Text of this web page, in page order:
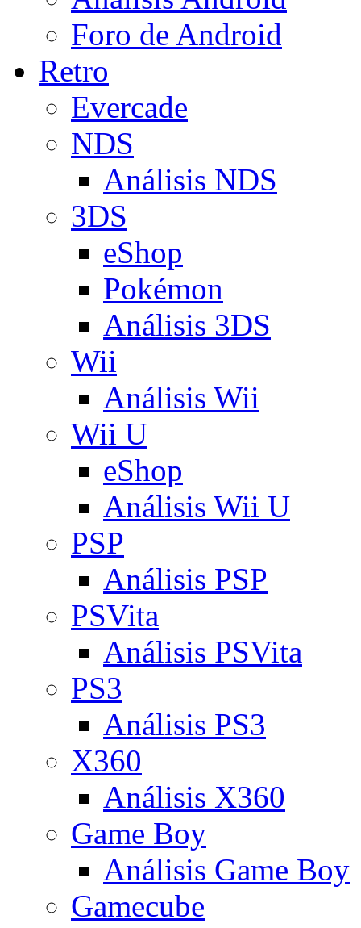
Foro de Android
Retro
Evercade
NDS
Análisis NDS
3DS
eShop
Pokémon
Análisis 3DS
Wii
Análisis Wii
Wii U
eShop
Análisis Wii U
PSP
Análisis PSP
PSVita
Análisis PSVita
PS3
Análisis PS3
X360
Análisis X360
Game Boy
Análisis Game Boy
Gamecube